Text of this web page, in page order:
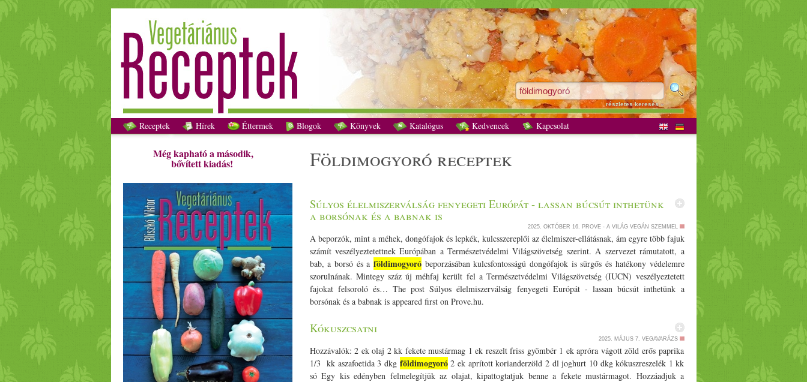
földimogyoró receptek - Vegetáriánus receptek
részletes keresés »
Receptek Hírek Éttermek Blogok Könyvek Katalógus Kedvencek Kapcsolat
Még kapható a második,
bővített kiadás! földimogyoró receptek
Súlyos élelmiszerválság fenyegeti Európát - lassan búcsút inthetünk
a borsónak és a babnak is
2025. OKTÓBER 16. PROVE - A VILÁG VEGÁN SZEMMEL
A beporzók, mint a méhek, dongófajok és lepkék, kulcsszereplői az élelmiszer-ellátásnak, ám egyre több fajuk
számít veszélyeztetettnek Európában a Természetvédelmi Világszövetség szerint. A szervezet rámutatott, a
bab, a borsó és a földimogyoróbeporzásában kulcsfontosságú dongófajok is sürgős és hatékony védelemre
szorulnának. Mintegy száz új méhfaj került fel a Természetvédelmi Világszövetség (IUCN) veszélyeztetett
fajokat felsoroló és… The post Súlyos élelmiszerválság fenyegeti Európát - lassan búcsút inthetünk a
borsónak és a babnak is appeared first on Prove.hu.
Kókuszcsatni
2025. MÁJUS 7. VEGAVARÁZS
Hozzávalók: 2 ek olaj 2 kk fekete mustármag 1 ek reszelt friss gyömbér 1 ek apróra vágott zöld erős paprika
1/­­3 kk aszafoetida 3 dkg földimogyoró2 ek aprított korianderzöld 2 dl joghurt 10 dkg kókuszreszelék 1 kk
só Egy kis edényben felmelegítjük az olajat, kipattogtatjuk benne a fekete mustármagot. Hozzáadjuk a